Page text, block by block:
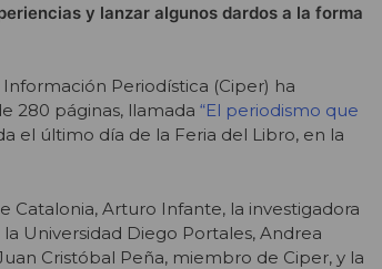
y lanzar algunos dardos a la forma
Periodística (Ciper) ha
280 páginas, llamada “El periodismo que
el último día de la Feria del Libro, en la
Arturo Infante, la investigadora
Universidad Diego Portales, Andrea
Cristóbal Peña, miembro de Ciper, y la